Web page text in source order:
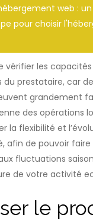
web :
pour choisir
vérifier les capacités
du prestataire, car
grandement
des opérations
la flexibilité et
afin de pouvoir
fluctuations
de votre activité
le